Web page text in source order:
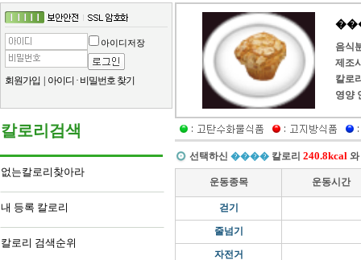
아이디저장
회원가입 아이디 · 비밀번호 찾기
칼로리검색
없는칼로리찾아라
내 등록 칼로리
칼로리 검색순위
음식
제조
칼로
영양
선택하신 ���� 칼로리 240.8kcal
운동종목 운동시간
걷기
줄넘기
자전거